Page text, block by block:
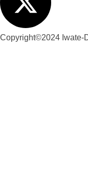
Copyright©2024 Iwate-